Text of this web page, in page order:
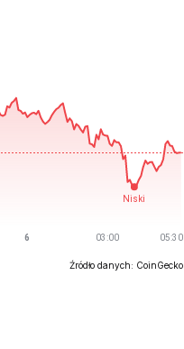
Źródło danych: CoinGecko